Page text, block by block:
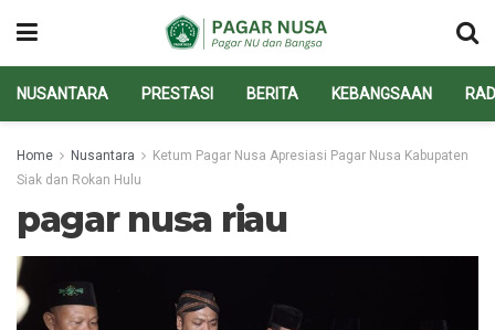
NUSANTARA PRESTASI BERITA KEBANGSAAN
Home Nusantara
Ketum Pagar Nusa Apresiasi Pagar Nusa Kabupaten
Siak dan Rokan Hulu
pagar nusa riau